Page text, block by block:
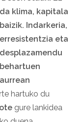
da klima, kapitala
baizik. Indarkeria,
erresistentzia eta
desplazamendu
behartuen
aurrean
hartuko du
gure lankidea